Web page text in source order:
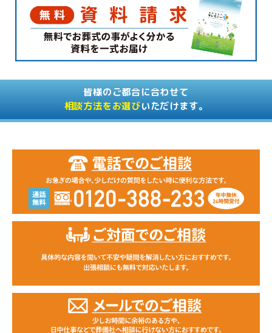
皆様のご都合に合わせて
相談方法をお選びいただけます。